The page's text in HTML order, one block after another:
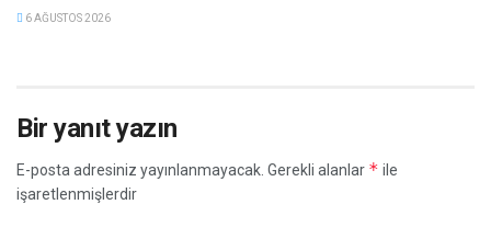
6 AĞUSTOS 2026
Bir yanıt yazın
E-posta adresiniz yayınlanmayacak. Gerekli alanlar * ile
işaretlenmişlerdir